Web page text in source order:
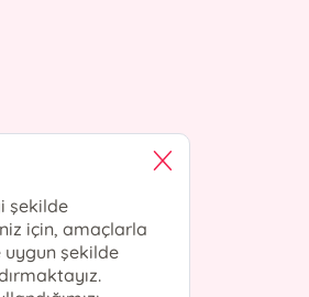
şekilde
için, amaçlarla
uygun şekilde